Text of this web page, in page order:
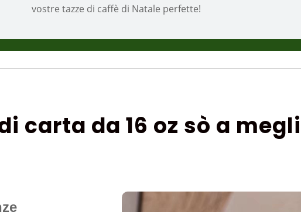
vostre tazze di caffè di Natale perfette!
carta da 16 oz sò a